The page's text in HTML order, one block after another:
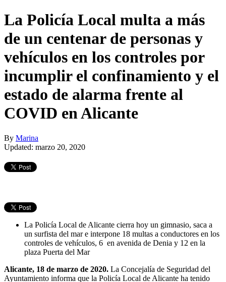
La Policía Local multa a más
de un centenar de personas y
vehículos en los controles por
incumplir el confinamiento y el
estado de alarma frente al
COVID en Alicante
By Marina
Updated: marzo 20, 2020
La Policía Local de Alicante cierra hoy un gimnasio, saca a
un surfista del mar e interpone 18 multas a conductores en los
controles de vehículos, 6 en avenida de Denia y 12 en la
plaza Puerta del Mar
Alicante, 18 de marzo de 2020. La Concejalía de Seguridad del
Ayuntamiento informa que la Policía Local de Alicante ha tenido